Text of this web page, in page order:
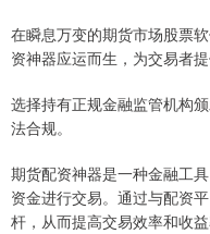
在瞬息万变的期货市场股票
资神器应运而生，为交易者
选择持有正规金融监管机构
法合规。
期货配资神器是一种金融工
资金进行交易。通过与配资
杆，从而提高交易效率和收益